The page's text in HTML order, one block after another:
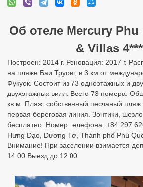
Об отеле Mercury Phu
& Villas
Построен: 2014 г. Реновация: 2017 г.
на пляже Баи Труонг, в 3 км от
Фукуок. Состоит из 73 одноэтажных и
двухэтажных вилл. Всего 73 номера.
кв.м. Пляж: собственный песчаный пляж
первая береговая линия. Зонтики,
бесплатно. Номер телефона: +84 297
Hưng Đạo, Dương Tơ, Thành phố Phú
Внимание! При заселении взимается
14:00 Выезд до 12:00